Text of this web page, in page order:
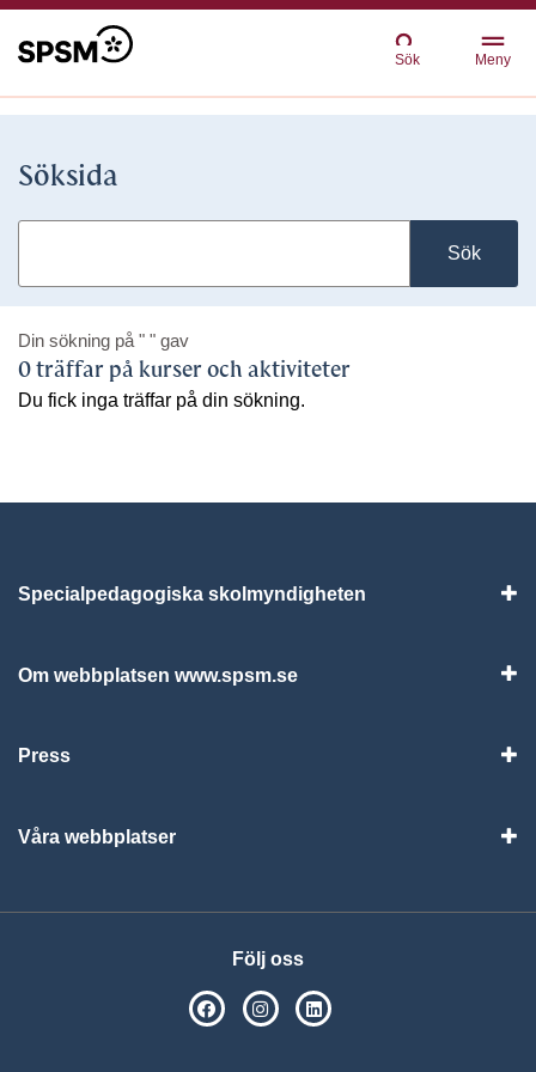
Sök Meny
Söksida
Sök
Din sökning på " " gav
0 träffar på kurser och aktiviteter
Du fick inga träffar på din sökning.
Specialpedagogiska skolmyndigheten
Om webbplatsen www.spsm.se
Press
Våra webbplatser
Följ oss
SPSM på Facebook
SPSM på Instagram